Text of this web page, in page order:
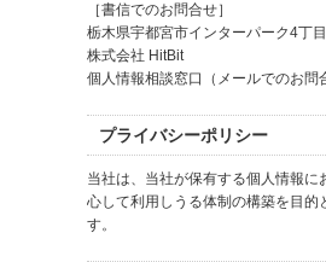
［書信でのお問合せ］
栃木県宇都宮市インターパーク4丁
株式会社 HitBit
個人情報相談窓口（メールでのお問
プライバシーポリシー
当社は、当社が保有する個人情報
心して利用しうる体制の構築を目的
す。